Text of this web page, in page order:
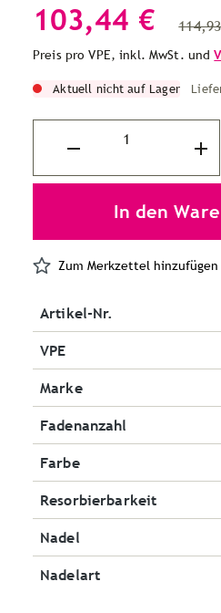
103,44 €
Preis pro VPE, inkl. MwSt. und
Aktuell nicht auf Lager
In den
Zum Merkzettel hinzufügen
Artikel-Nr.
VPE
Marke
Fadenanzahl
Farbe
Resorbierbarkeit
Nadel
Nadelart